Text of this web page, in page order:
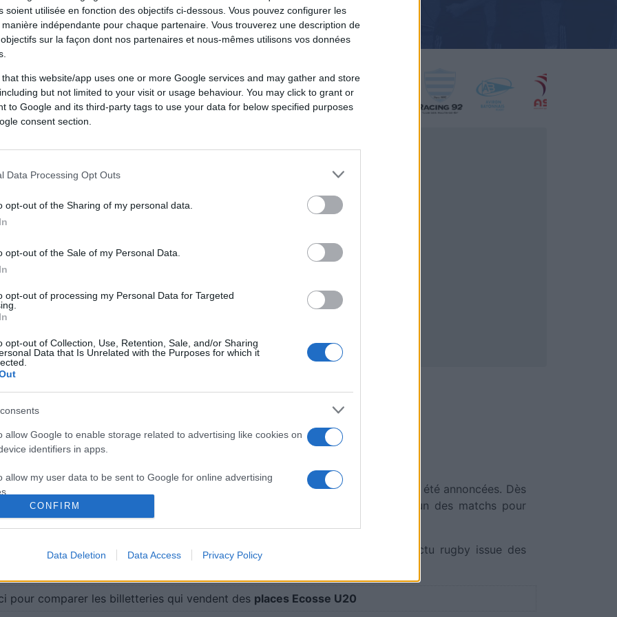
soient utilisée en fonction des objectifs ci-dessous. Vous pouvez configurer les
indépendante pour chaque partenaire. Vous trouverez une description de
sur la façon dont nos partenaires et nous-mêmes utilisons vos données
that this website/app uses one or more Google services and may gather and store
but not limited to your visit or usage behaviour. You may click to grant or
to Google and its third-party tags to use your data for below specified purposes
consent section.
Data Processing Opt Outs
opt-out of the Sharing of my personal data.
opt-out of the Sale of my Personal Data.
opt-out of processing my Personal Data for Targeted
opt-out of Collection, Use, Retention, Sale, and/or Sharing
Data that Is Unrelated with the Purposes for which it
allow Google to enable storage related to advertising like cookies on
identifiers in apps.
allow my user data to be sent to Google for online advertising
allow Google to send me personalized advertising.
allow Google to enable storage related to analytics like cookies on
allow Google to enable storage related to functionality of the website
CONFIRM
Data Deletion Data Access Privacy Policy
des futurs matchs de Ecosse U20 dont la chaine et l'heure de diffusion ont été annoncées. Dès
rencontres à venir, nous mettrons à jour cette page. Cliquez sur l'un des matchs pour
à la rencontre.
pas à vous rendre chez notre partenaire RezoSport.com qui sélectionne l'actu rugby issue des
classements, calendriers et résultats.
pour comparer les billetteries qui vendent des places Ecosse U20